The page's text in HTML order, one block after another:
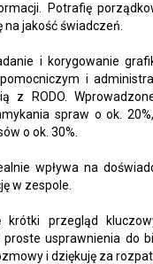
Potrafię
jakość świadczeń.
i korygowanie
i
z RODO.
spraw o ok.
o ok. 30%.
wpływa na
w zespole.
przegląd
usprawnienia do
i dziękuję za